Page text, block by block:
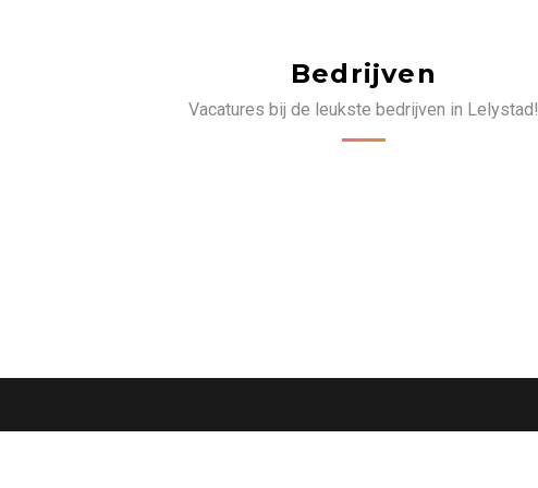
Bedrijven
Vacatures bij de leukste bedrijven in Lelystad!